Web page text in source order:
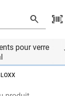
pour verre